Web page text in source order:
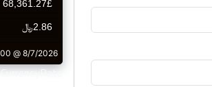
CurrencyRate